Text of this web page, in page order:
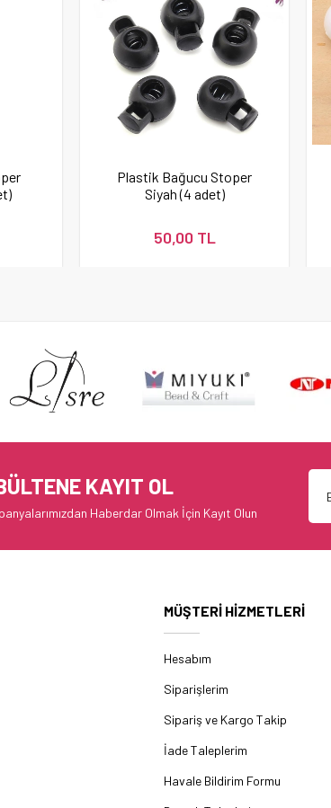
Plastik Bağucu Stoper
Siyah (4 adet)
50,00 TL
KAYIT OL
Haberdar Olmak İçin Kayıt Olun
MÜŞTERİ HİZMETLERİ
Hesabım
Siparişlerim
Sipariş ve Kargo Takip
İade Taleplerim
Havale Bildirim Formu